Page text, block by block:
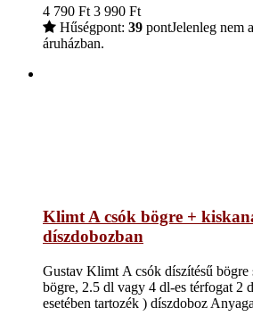
4 790 Ft 3 990 Ft
Hűségpont: 39 pontJelenleg nem
áruházban.
Klimt A csók bögre +
díszdobozban
Gustav Klimt A csók díszítésű bögre
bögre, 2.5 dl vagy 4 dl-es térfogat 2
esetében tartozék ) díszdoboz